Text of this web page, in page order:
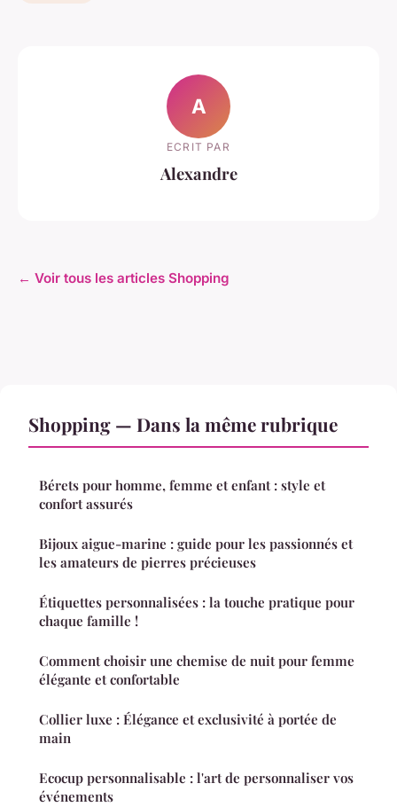
A
ECRIT PAR
Alexandre
← Voir tous les articles Shopping
Shopping — Dans la même rubrique
Bérets pour homme, femme et enfant : style et
confort assurés
Bijoux aigue-marine : guide pour les passionnés et
les amateurs de pierres précieuses
Étiquettes personnalisées : la touche pratique pour
chaque famille !
Comment choisir une chemise de nuit pour femme
élégante et confortable
Collier luxe : Élégance et exclusivité à portée de
main
Ecocup personnalisable : l'art de personnaliser vos
événements